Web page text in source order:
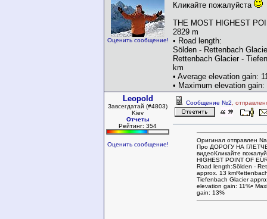
Оценить сообщение!
Кликайте пожалуйста
THE MOST HIGHEST
2829 m
• Road length:
Sölden - Rettenbach
Rettenbach Glacier -
km
• Average elevation gain:
• Maximum elevation gain:
Leopold
Завсегдатай (#4803)
Kiev
Отчеты
Рейтинг: 354
Оценить сообщение!
Сообщение №2 ,
Оригинал отправлен
Про ДОРОГУ НА
видеоКликайте
HIGHEST POINT OF
Road length:Sölden -
approx. 13
Tiefenbach Glacier
elevation gain: 11%•
gain: 13%